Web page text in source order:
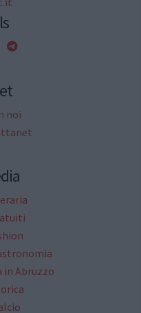
noi
in Abruzzo